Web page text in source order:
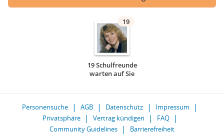
19
19 Schulfreunde
warten auf Sie
Personensuche AGB Datenschutz
Impressum
Privatsphäre
Vertrag kündigen
FAQ
Community Guidelines
Barrierefreiheit